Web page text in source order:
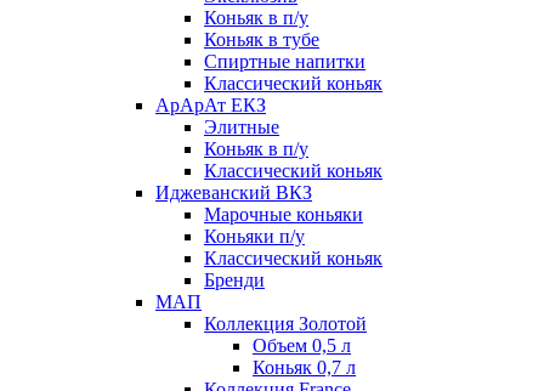
Коньяк в п/у
Коньяк в тубе
Спиртные напитки
Классический коньяк
АрАрАт ЕКЗ
Элитные
Коньяк в п/у
Классический коньяк
Иджеванский ВКЗ
Марочные коньяки
Коньяки п/у
Классический коньяк
Бренди
МАП
Коллекция Золотой
Объем 0,5 л
Коньяк 0,7 л